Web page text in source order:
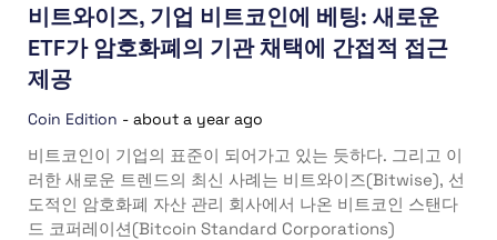
비트와이즈, 기업 비트코인에 베팅: 새로운
ETF가 암호화폐의 기관 채택에 간접적 접근
제공
Coin Edition - about a year ago
비트코인이 기업의 표준이 되어가고 있는 듯하다. 그리고 이
러한 새로운 트렌드의 최신 사례는 비트와이즈(Bitwise), 선
도적인 암호화폐 자산 관리 회사에서 나온 비트코인 스탠다
드 코퍼레이션(Bitcoin Standard Corporations)